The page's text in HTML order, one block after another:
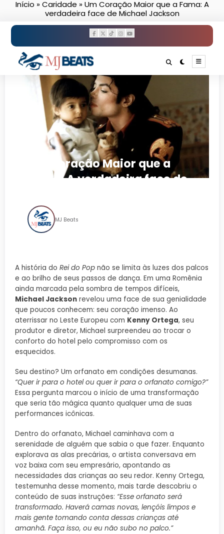
Início »Caridade »Um Coração Maior que a Fama: A
verdadeira face de Michael Jackson
Um Coração Maior que a
Fama: A verdadeira face de
MJ Beats
A história do Rei do Pop não se limita às luzes dos palcos
e ao brilho de seus passos de dança. Em uma Romênia
ainda marcada pela sombra de tempos difíceis,
Michael Jackson revelou uma face de sua genialidade
que poucos conhecem: seu coração imenso. Ao
aterrissar no Leste Europeu com Kenny Ortega, seu
produtor e diretor, Michael surpreendeu ao trocar o
conforto do hotel pelo compromisso com os
esquecidos.
Seu destino? Um orfanato em condições desumanas.
“Quer ir para o hotel ou quer ir para o orfanato comigo?”
Essa pergunta marcou o início de uma transformação
que seria tão mágica quanto qualquer uma de suas
performances icônicas.
Dentro do orfanato, Michael caminhava com a
serenidade de alguém que sabia o que fazer. Enquanto
explorava as alas precárias, o artista conversava em
voz baixa com seu empresário, apontando as
necessidades das crianças ao seu redor. Kenny Ortega,
testemunha desse momento, mais tarde descobriu o
conteúdo de suas instruções: “Esse orfanato será
transformado. Haverá camas novas, lençóis limpos e
mais gente tomando conta dessas crianças até
amanhã. Faça isso, ou eu não subo no palco.”